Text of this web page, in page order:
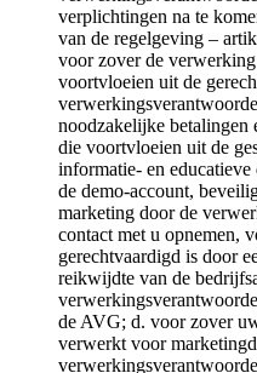
verplichtingen na te
van de regelgeving –
voor zover de
voortvloeien uit de
noodzakelijke betalingen
die voortvloeien uit de
informatie- en
de demo-account,
marketing door de
contact met u opnemen,
gerechtvaardigd is door
reikwijdte van de
de AVG; d. voor zover
verwerkt voor